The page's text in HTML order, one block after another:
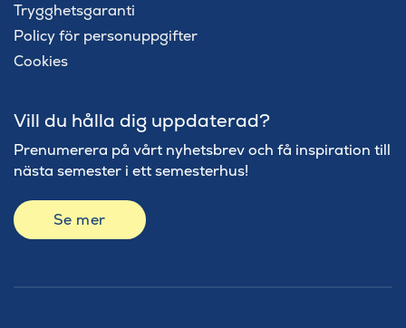
Trygghetsgaranti
Policy för personuppgifter
Cookies
Vill du hålla dig uppdaterad?
Prenumerera på vårt nyhetsbrev och få inspiration till
nästa semester i ett semesterhus!
Se mer